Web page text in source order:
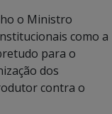
o Ministro
como a
para o
dos
contra o